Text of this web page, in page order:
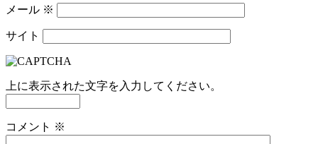
メール ※
サイト
上に表示された文字を入力してください。
コメント ※